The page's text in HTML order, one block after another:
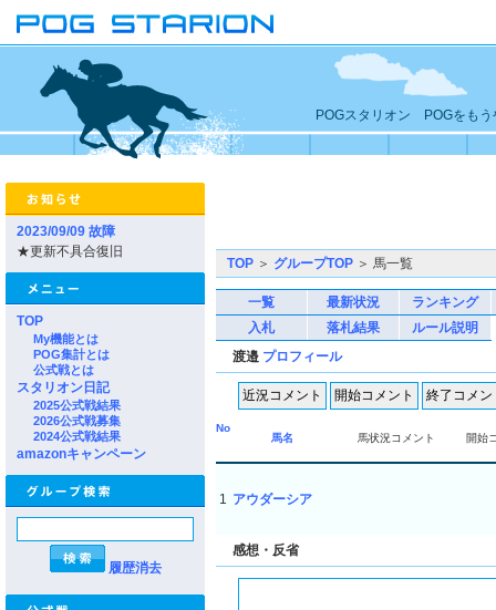
POGスタリオン POGをもう
2023/09/09 故障
★更新不具合復旧
TOP
My機能とは
POG集計とは
公式戦とは
スタリオン日記
2025公式戦結果
2026公式戦募集
2024公式戦結果
amazonキャンペーン
履歴消去
TOP ＞ グループTOP ＞ 馬一覧
一覧 最新状況
ランキング
入札
落札結果
ルール説明
渡邉 プロフィール
No
馬名
馬状況コメント 開始
1 アウダーシア
感想・反省